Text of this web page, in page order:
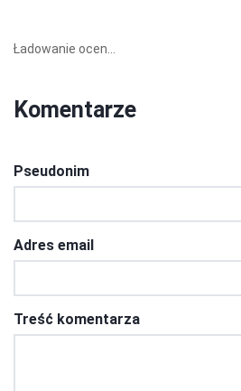
Ładowanie ocen...
Komentarze
Pseudonim
Adres email
Treść komentarza